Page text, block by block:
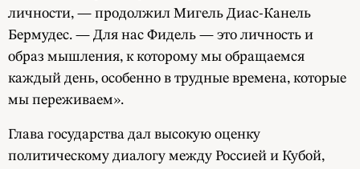
личности, — продолжил Мигель Диас-Канель
Бермудес. — Для нас Фидель — это личность и
образ мышления, к которому мы обращаемся
каждый день, особенно в трудные времена, которые
мы переживаем».
Глава государства дал высокую оценку
политическому диалогу между Россией и Кубой,